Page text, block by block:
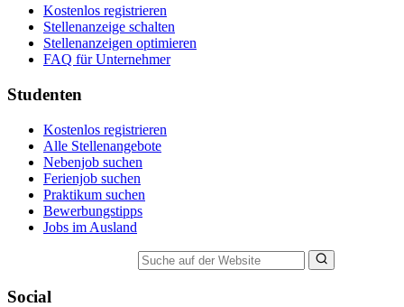
Kostenlos registrieren
Stellenanzeige schalten
Stellenanzeigen optimieren
FAQ für Unternehmer
Studenten
Kostenlos registrieren
Alle Stellenangebote
Nebenjob suchen
Ferienjob suchen
Praktikum suchen
Bewerbungstipps
Jobs im Ausland
Social